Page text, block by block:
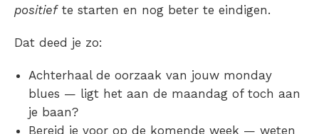
positiefte starten en nog beter te eindigen.
Dat deed je zo:
Achterhaal de oorzaak van jouw monday
blues — ligt het aan de maandag of toch aan
je baan?
Bereid je voor op de komende week — weten